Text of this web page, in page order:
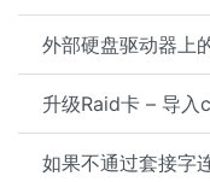
外部硬盘驱动器上
升级Raid卡 – 导
如果不通过套接字